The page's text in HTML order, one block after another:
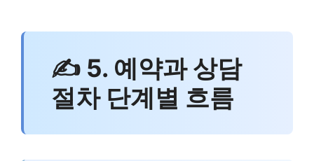
✍ 5. 예약과 상담
절차 단계별 흐름